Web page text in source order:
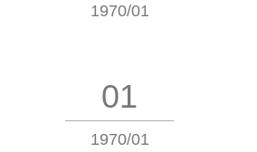
1970/01
01
1970/01